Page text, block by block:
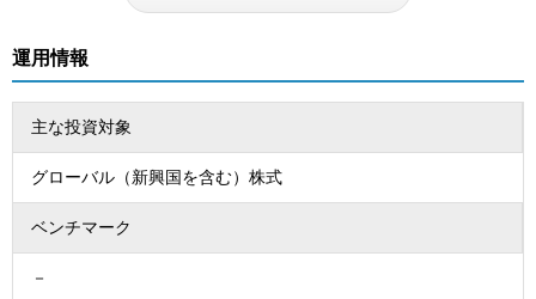
運用情報
主な投資対象
グローバル（新興国を含む）株式
ベンチマーク
－